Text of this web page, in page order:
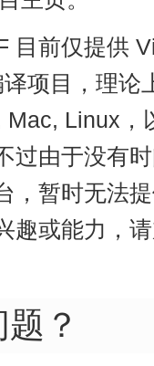
目前仅提供
项目，理论
Mac, Linux，
过由于没有
，暂时无法
趣或能力，
？